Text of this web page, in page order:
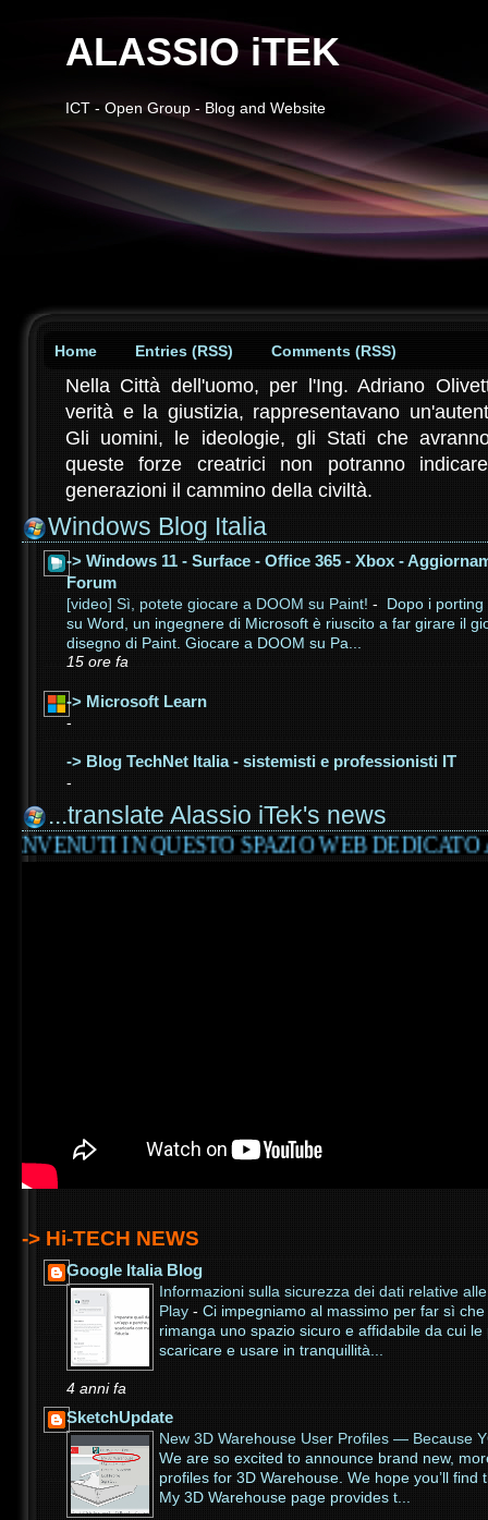
ALASSIO iTEK
ICT - Open Group - Blog and Website
Home Entries (RSS) Comments (RSS)
Nella Città dell'uomo, per l'Ing. Adriano
verità e la giustizia, rappresentavano
Gli uomini, le ideologie, gli Stati che
queste forze creatrici non potranno
generazioni il cammino della civiltà.
Windows Blog Italia
-> Windows 11 - Surface - Office 365 - Xbox -
Forum
[video] Sì, potete giocare a DOOM su Paint! - Dopo i
su Word, un ingegnere di Microsoft è riuscito a far girare il
disegno di Paint. Giocare a DOOM su Pa...
15 ore fa
-> Microsoft Learn
-
-> Blog TechNet Italia - sistemisti e professionisti IT
-
...translate Alassio iTek's news
SPAZIO WEB DEDICATO ALLA
-> Hi-TECH NEWS
Google Italia Blog
Informazioni sulla sicurezza dei dati relative
Play - Ci impegniamo al massimo per far sì
rimanga uno spazio sicuro e affidabile da cui
scaricare e usare in tranquillità...
4 anni fa
SketchUpdate
New 3D Warehouse User Profiles — Because
We are so excited to announce brand new,
profiles for 3D Warehouse. We hope you’ll find
My 3D Warehouse page provides t...